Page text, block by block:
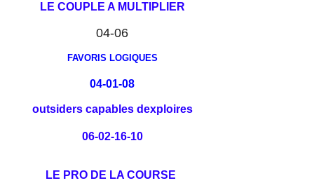
LE COUPLE A MULTIPLIER
04-06
FAVORIS LOGIQUES
04-01-08
outsiders capables dexploires
06-02-16-10
LE PRO DE LA COURSE